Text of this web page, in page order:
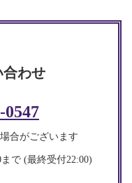
合わせ
0547
合がございます
で (最終受付22:00)​​